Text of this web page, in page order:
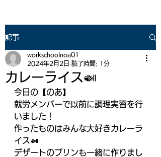
記事
カレーライス🍛
workschoolnoa01
2024年2月2日 読了時間: 1分
今日の【のあ】
就労メンバーで以前に調理実習を行
いました！
作ったものはみんな大好きカレーラ
イス🍛
デザートのプリンも一緒に作りまし